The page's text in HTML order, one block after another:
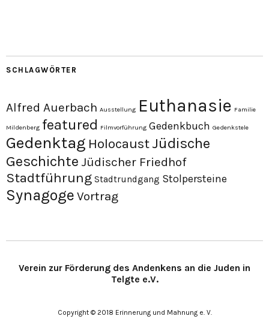
SCHLAGWÖRTER
Alfred Auerbach Ausstellung Euthanasie Familie
Mildenberg featured Filmvorführung Gedenkbuch Gedenkstele
Gedenktag HolocaustJüdische
Geschichte Jüdischer Friedhof
Stadtführung Stadtrundgang Stolpersteine
Synagoge Vortrag
Verein zur Förderung des Andenkens an die Juden in
Telgte e.V.
Copyright © 2018 Erinnerung und Mahnung e. V.